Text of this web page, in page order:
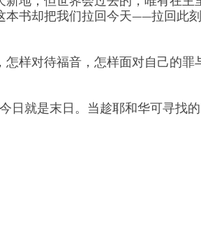
本书却把我们拉回今天——拉回此
样对待福音，怎样面对自己的罪
日就是末日。当趁耶和华可寻找